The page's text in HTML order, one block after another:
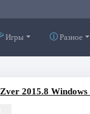
Игры Разное
Zver 2015.8 Windows